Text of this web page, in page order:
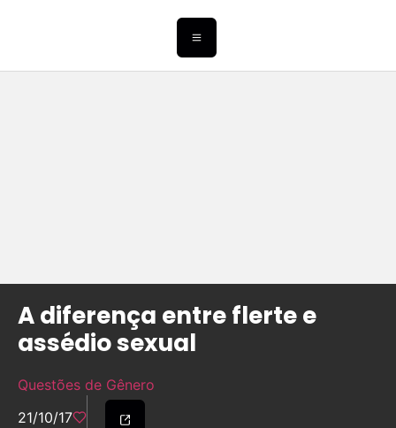
A diferença entre flerte e
assédio sexual
Questões de Gênero
21/10/17